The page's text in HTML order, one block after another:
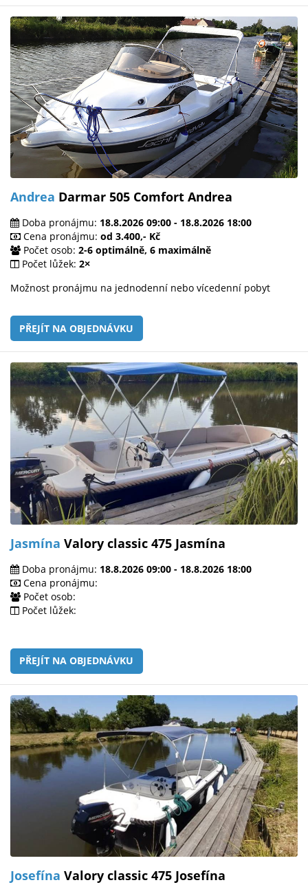
Andrea Darmar 505 Comfort Andrea
Doba pronájmu: 18.8.2026 09:00 - 18.8.2026 18:00
Cena pronájmu: od 3.400,- Kč
Počet osob: 2-6 optimálně, 6 maximálně
Počet lůžek: 2×
Možnost pronájmu na jednodenní nebo vícedenní pobyt
PŘEJÍT NA OBJEDNÁVKU
Jasmína Valory classic 475 Jasmína
Doba pronájmu: 18.8.2026 09:00 - 18.8.2026 18:00
Cena pronájmu:
Počet osob:
Počet lůžek:
PŘEJÍT NA OBJEDNÁVKU
Josefína Valory classic 475 Josefína